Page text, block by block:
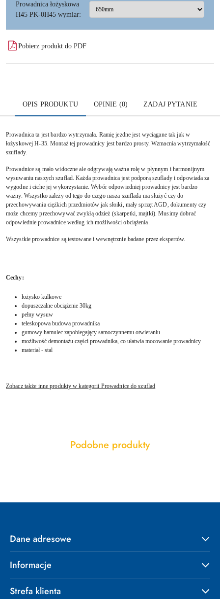
Prowadnica łożyskowa
H45 PK-0H45 wymiar:
Pobierz produkt do PDF
OPIS PRODUKTU OPINIE (0) ZADAJ PYTANIE
Prowadnica ta jest bardzo wytrzymała. Ramię jezdne jest wyciągane tak jak w
łożyskowej H-35. Montaż tej prowadnicy jest bardzo prosty. Wzmacnia wytrzymałość
szuflady.
Prowadnice są mało widoczne ale odgrywają ważna rolę w płynnym i harmonijnym
wysuwaniu naszych szuflad. Każda prowadnica jest podporą szuflady i odpowiada za
wygodne i ciche jej wykorzystanie. Wybór odpowiedniej prowadnicy jest bardzo
ważny. Wszystko zależy od tego do czego nasza szuflada ma służyć czy do
przechowywania ciężkich przedmiotów jak słoiki, mały sprzęt AGD, dokumenty czy
może chcemy przechowywać zwykłą odzież (skarpetki, majtki). Musimy dobrać
odpowiednie prowadnice według ich możliwości obciążenia.
Wszystkie prowadnice są testowane i wewnętrznie badane przez ekspertów.
Cechy:
łożysko kulkowe
dopuszczalne obciążenie 30kg
pełny wysuw
teleskopowa budowa prowadnika
gumowy hamulec zapobiegający samoczynnemu otwieraniu
możliwość demontażu części prowadnika, co ułatwia mocowanie prowadnicy
materiał - stal
Zobacz także inne produkty w kategorii Prowadnice do szuflad
Pomiń karuzelę produktów
Produkty
Podobne produkty
Dane adresowe
Informacje
Strefa klienta